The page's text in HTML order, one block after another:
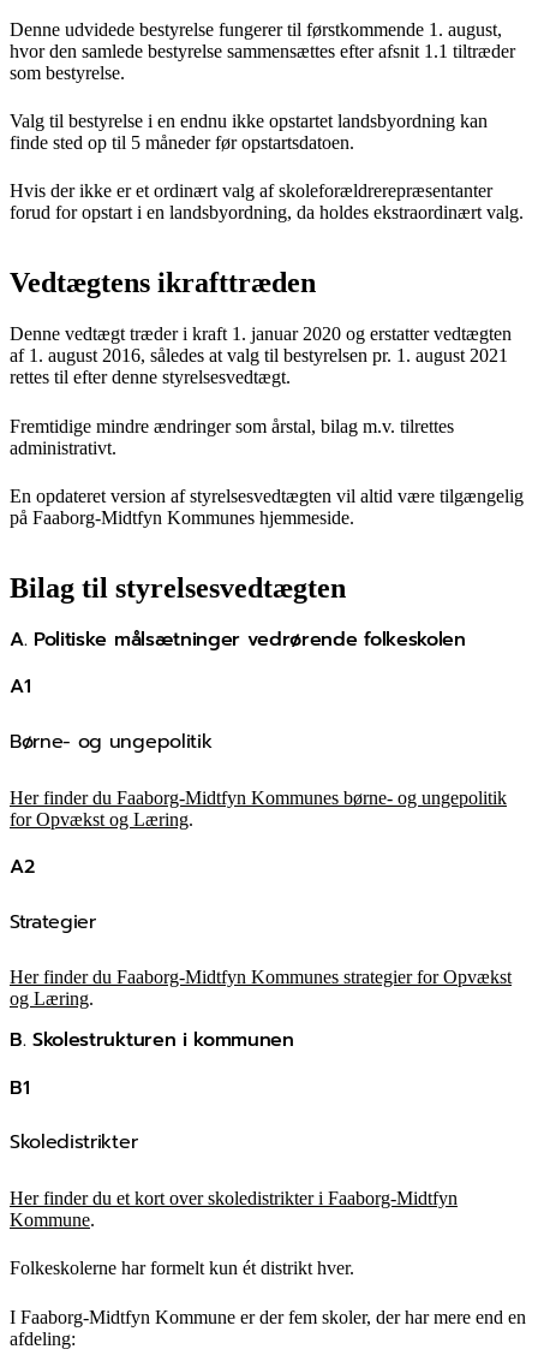
Denne udvidede bestyrelse fungerer til førstkommende 1. august,
hvor den samlede bestyrelse sammensættes efter afsnit 1.1 tiltræder
som bestyrelse.
Valg til bestyrelse i en endnu ikke opstartet landsbyordning kan
finde sted op til 5 måneder før opstartsdatoen.
Hvis der ikke er et ordinært valg af skoleforældrerepræsentanter
forud for opstart i en landsbyordning, da holdes ekstraordinært valg.
Vedtægtens ikrafttræden
Denne vedtægt træder i kraft 1. januar 2020 og erstatter vedtægten
af 1. august 2016, således at valg til bestyrelsen pr. 1. august 2021
rettes til efter denne styrelsesvedtægt.
Fremtidige mindre ændringer som årstal, bilag m.v. tilrettes
administrativt.
En opdateret version af styrelsesvedtægten vil altid være tilgængelig
på Faaborg-Midtfyn Kommunes hjemmeside.
Bilag til styrelsesvedtægten
A. Politiske målsætninger vedrørende folkeskolen
A1
Børne- og ungepolitik
Her finder du Faaborg-Midtfyn Kommunes børne- og ungepolitik
for Opvækst og Læring.
A2
Strategier
Her finder du Faaborg-Midtfyn Kommunes strategier for Opvækst
og Læring.
B. Skolestrukturen i kommunen
B1
Skoledistrikter
Her finder du et kort over skoledistrikter i Faaborg-Midtfyn
Kommune.
Folkeskolerne har formelt kun ét distrikt hver.
I Faaborg-Midtfyn Kommune er der fem skoler, der har mere end en
afdeling: